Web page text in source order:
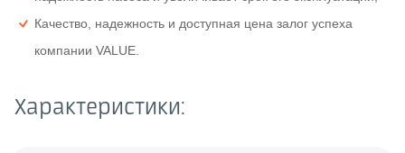
Качество, надежность и доступная цена залог успеха
компании VALUE.
Характеристики: